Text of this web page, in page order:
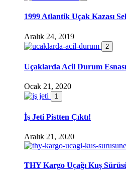
1999 Atlantik Uçak Kazası
Aralık 24, 2019
2
Uçaklarda Acil Durum
Ocak 21, 2020
1
İş Jeti Pistten Çıktı!
Aralık 21, 2020
THY Kargo Uçağı Kuş